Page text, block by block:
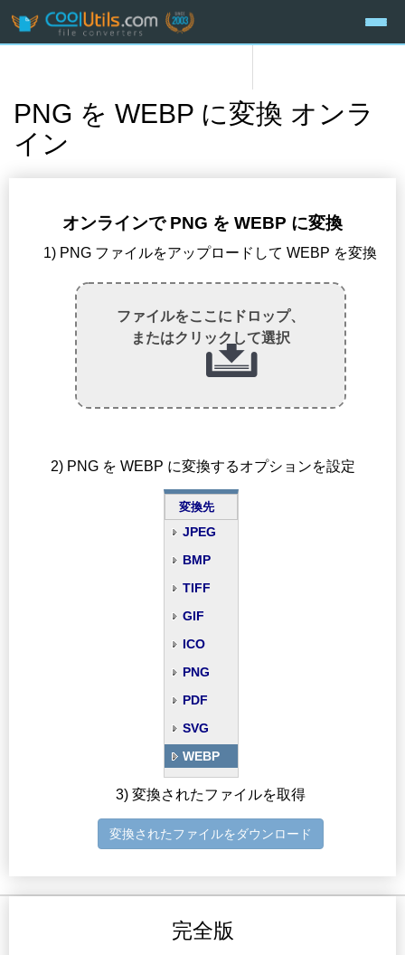
PNG を WEBP に変換 オンラ
イン
オンラインで PNG を WEBP に変換
1) PNG ファイルをアップロードして WEBP を変換
ファイルをここにドロップ、
またはクリックして選択
2) PNG を WEBP に変換するオプションを設定
変換先
JPEG
BMP
TIFF
GIF
ICO
PNG
PDF
SVG
WEBP
3) 変換されたファイルを取得
変換されたファイルをダウンロード
完全版